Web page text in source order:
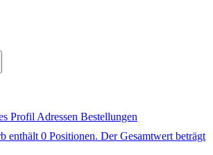
Profil Adressen Bestellungen
enthält 0 Positionen. Der Gesamtwert beträgt